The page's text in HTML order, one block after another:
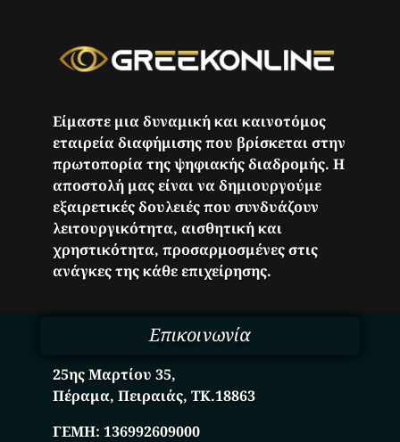
Είμαστε μια δυναμική και καινοτόμος
εταιρεία διαφήμισης που βρίσκεται στην
πρωτοπορία της ψηφιακής διαδρομής. Η
αποστολή μας είναι να δημιουργούμε
εξαιρετικές δουλειές που συνδυάζουν
λειτουργικότητα, αισθητική και
χρηστικότητα, προσαρμοσμένες στις
ανάγκες της κάθε επιχείρησης.
Επικοινωνία
25ης Μαρτίου 35,
Πέραμα, Πειραιάς, ΤΚ.18863
ΓΕΜΗ:136992609000